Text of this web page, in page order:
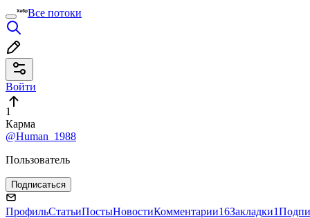
Все потоки
Войти
1
Карма
@Human_1988
Пользователь
Подписаться
ПрофильСтатьиПостыНовостиКомментарии16Закладки1